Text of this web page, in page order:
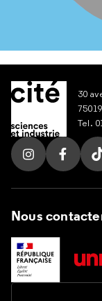
30
Tel.
Suivez nous
Suivez
Nous